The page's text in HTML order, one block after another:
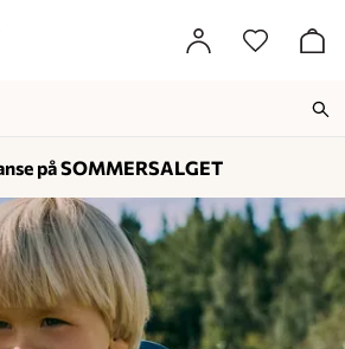
på SOMMERSALGET
-
-
-